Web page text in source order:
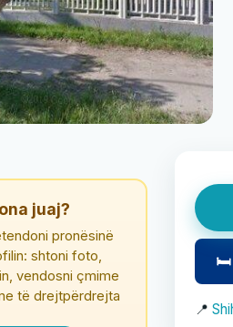
juaj?
pronësinë
shtoni foto,
vendosni çmime
të drejtpërdrejta
🛏
📍